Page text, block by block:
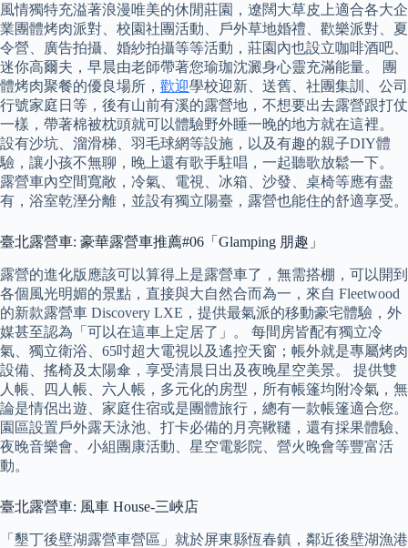
風情獨特充溢著浪漫唯美的休閒莊園，遼闊大草皮上適合各大企
業團體烤肉派對、校園社團活動、戶外草地婚禮、歡樂派對、夏
令營、廣告拍攝、婚紗拍攝等等活動，莊園內也設立咖啡酒吧、
迷你高爾夫，早晨由老師帶著您瑜珈沈澱身心靈充滿能量。 團
體烤肉聚餐的優良場所， 歡迎學校迎新、送舊、社團集訓、公司
行號家庭日等，後有山前有溪的露營地，不想要出去露營跟打仗
一樣，帶著棉被枕頭就可以體驗野外睡一晚的地方就在這裡。
設有沙坑、溜滑梯、羽毛球網等設施，以及有趣的親子DIY體
驗，讓小孩不無聊，晚上還有歌手駐唱，一起聽歌放鬆一下。
露營車內空間寬敞，冷氣、電視、冰箱、沙發、桌椅等應有盡
有，浴室乾溼分離，並設有獨立陽臺，露營也能住的舒適享受。
臺北露營車: 豪華露營車推薦#06「Glamping 朋趣」
露營的進化版應該可以算得上是露營車了，無需搭棚，可以開到
各個風光明媚的景點，直接與大自然合而為一，來自 Fleetwood
的新款露營車 Discovery LXE，提供最氣派的移動豪宅體驗，外
媒甚至認為「可以在這車上定居了」。 每間房皆配有獨立冷
氣、獨立衛浴、65吋超大電視以及遙控天窗；帳外就是專屬烤肉
設備、搖椅及太陽傘，享受清晨日出及夜晚星空美景。 提供雙
人帳、四人帳、六人帳，多元化的房型，所有帳篷均附冷氣，無
論是情侶出遊、家庭住宿或是團體旅行，總有一款帳篷適合您。
園區設置戶外露天泳池、打卡必備的月亮鞦韆，還有採果體驗、
夜晚音樂會、小組團康活動、星空電影院、營火晚會等豐富活
動。
臺北露營車: 風車 House-三峽店
「墾丁後壁湖露營車營區」就於屏東縣恆春鎮，鄰近後壁湖漁港